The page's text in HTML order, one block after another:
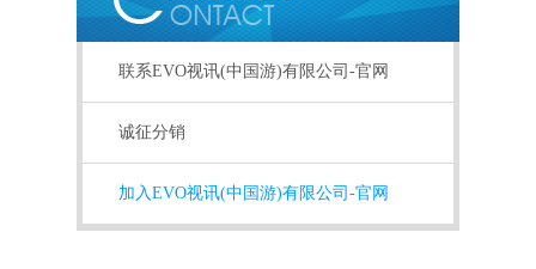
联系EVO视讯(中国游)有限公司-官网
诚征分销
加入EVO视讯(中国游)有限公司-官网